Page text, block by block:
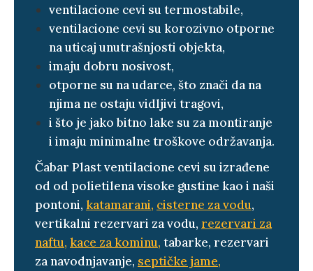
ventilacione cevi su termostabile,
ventilacione cevi su korozivno otporne
na uticaj unutrašnjosti objekta,
imaju dobru nosivost,
otporne su na udarce, što znači da na
njima ne ostaju vidljivi tragovi,
i što je jako bitno lake su za montiranje
i imaju minimalne troškove održavanja.
Čabar Plast ventilacione cevi su izrađene
od od polietilena visoke gustine kao i naši
pontoni, katamarani, cisterne za vodu,
vertikalni rezervari za vodu, rezervari za
naftu, kace za kominu, tabarke, rezervari
za navodnjavanje, septičke jame,